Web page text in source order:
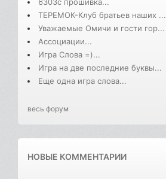
ТЕРЕМОК-Клуб братьев наших ...
Уважаемые Омичи и гости гор...
Ассоциации...
Игра Слова =)...
Игра на две последние буквы...
Еще одна игра слова...
весь форум
НОВЫЕ КОММЕНТАРИИ